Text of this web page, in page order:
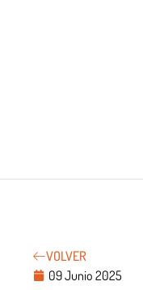
VOLVER
09 Junio 2025